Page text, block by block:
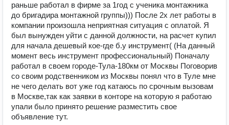
раньше работал в фирме за 1год с ученика монтажника
до бригадира монтажной группы))) После 2х лет работы в
компании произошла неприятная ситуация с оплатой. Я
был вынужден уйти с данной должности, на расчет купил
для начала дешевый кое-где б.у инструмент( (На данный
момент весь инструмент профессиональный) Поначалу
работал в своем городе-Тула-180км от Москвы Поговорив
со своим родственником из Москвы понял что в Туле мне
не чего делать вот уже год катаюсь по срочным вызовам
в Москве,так как заявки в конторе на которую я работаю
упали было принято решение разместить свое
объявление тут.